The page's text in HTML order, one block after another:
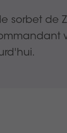
sorbet de